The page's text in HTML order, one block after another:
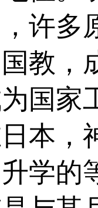
许多
教，
国家
本，
学的